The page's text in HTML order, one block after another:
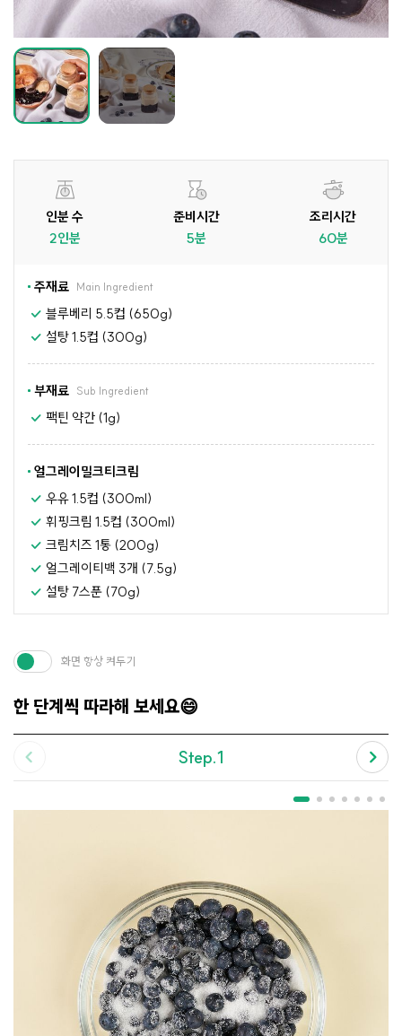
인분 수
2인분
준비시간
5분
조리시간
60분
주재료 Main Ingredient
블루베리 5.5컵 (650g)
설탕 1.5컵 (300g)
부재료 Sub Ingredient
팩틴 약간 (1g)
얼그레이밀크티크림
우유 1.5컵 (300ml)
휘핑크림 1.5컵 (300ml)
크림치즈 1통 (200g)
얼그레이티백 3개 (7.5g)
설탕 7스푼 (70g)
한 단계씩 따라해 보세요😄
화면 항상 켜두기
Step.1